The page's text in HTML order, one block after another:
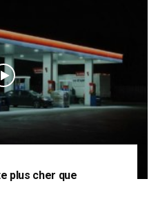
plus cher que